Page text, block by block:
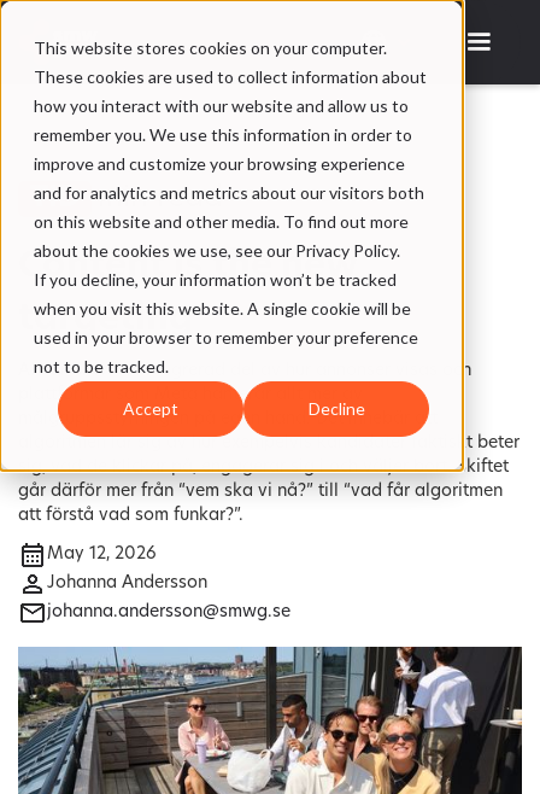
This website stores cookies on your computer.
These cookies are used to collect information about
how you interact with our website and allow us to
remember you. We use this information in order to
improve and customize your browsing experience
and for analytics and metrics about our visitors both
on this website and other media. To find out more
about the cookies we use, see our Privacy Policy.
If you decline, your information won’t be tracked
when you visit this website. A single cookie will be
used in your browser to remember your preference
not to be tracked.
Accept Decline
TID min read
Content is the new
targeting
AI har blivit en integrerad del av hur annonser visas och
plattformar som Meta hanterar allt mer av
målgruppsstyrningen på egen hand. Det innebär att
algoritmen lär sig av hur exempelvis kandidater faktiskt beter
sig, vad de klickar på, engagerar sig i och väljer bort. Skiftet
går därför mer från “vem ska vi nå?” till “vad får algoritmen
att förstå vad som funkar?”.
May 12, 2026
Johanna Andersson
johanna.andersson@smwg.se